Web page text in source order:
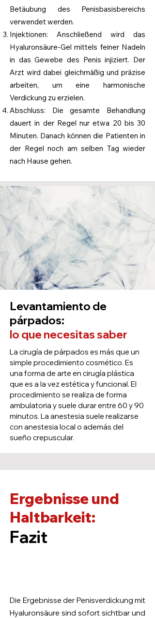
Betäubung des Penisbasisbereichs
verwendet werden.
Injektionen: Anschließend wird das
Hyaluronsäure-Gel mittels feiner Nadeln
in das Gewebe des Penis injiziert. Der
Arzt wird dabei gleichmäßig und präzise
arbeiten, um eine harmonische
Verdickung zu erzielen.
Abschluss: Die gesamte Behandlung
dauert in der Regel nur etwa 20 bis 30
Minuten. Danach können die Patienten in
der Regel noch am selben Tag wieder
nach Hause gehen.
Levantamiento de
párpados:
lo que necesitas saber
La cirugía de párpados es más que un
simple procedimiento cosmético. Es
una forma de arte en cirugía plástica
que es a la vez estética y funcional. El
procedimiento se realiza de forma
ambulatoria y suele durar entre 60 y 90
minutos. La anestesia suele realizarse
con anestesia local o además del
sueño crepuscular.
Ergebnisse und
Haltbarkeit:
Fazit
Die Ergebnisse der Penisverdickung mit
Hyaluronsäure sind sofort sichtbar und